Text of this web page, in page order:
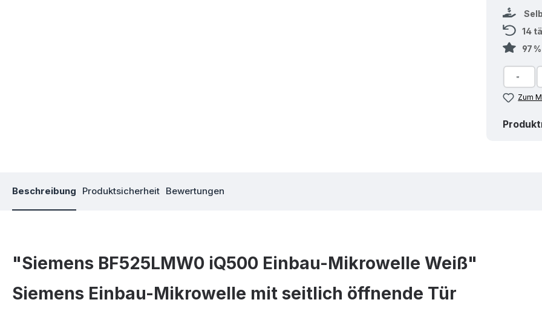
14
97
Zum
Beschreibung Produktsicherheit Bewertungen
"Siemens BF525LMW0 iQ500 Einbau-Mikrowelle Weiß"
Siemens Einbau-Mikrowelle mit seitlich öffnende Tür